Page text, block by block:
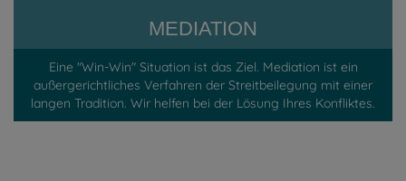
MEDIATION
Eine "Win-Win" Situation ist das Ziel. Mediation ist ein
außergerichtliches Verfahren der Streitbeilegung mit einer
langen Tradition. Wir helfen bei der Lösung Ihres Konfliktes.